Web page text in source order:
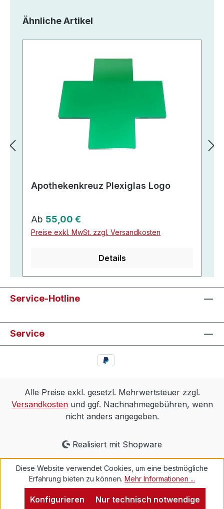
Produktgalerie überspringen
Ähnliche Artikel
Apothekenkreuz Plexiglas Logo
Regulärer Preis:
Ab 55,00 €
Preise exkl. MwSt. zzgl. Versandkosten
Details
Service-Hotline
Service
Alle Preise exkl. gesetzl. Mehrwertsteuer zzgl.
Versandkostenund ggf. Nachnahmegebühren, wenn
nicht anders angegeben.
Realisiert mit Shopware
Diese Website verwendet Cookies, um eine bestmögliche
Erfahrung bieten zu können. Mehr Informationen ...
Nur technisch notwendige
Konfigurieren